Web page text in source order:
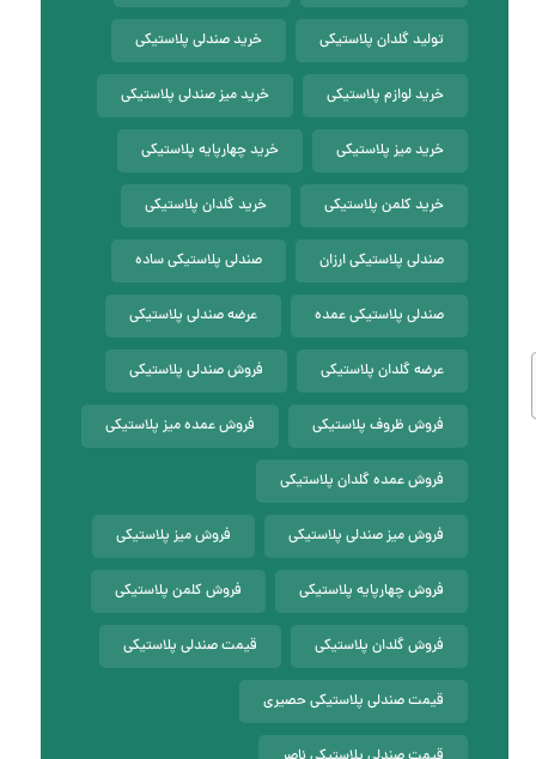
تولید گلدان پلاستیکی خرید صندلی پلاستیکی
خرید لوازم پلاستیکی خرید میز صندلی پلاستیکی
خرید میز پلاستیکی خرید چهارپایه پلاستیکی
خرید کلمن پلاستیکی خرید گلدان پلاستیکی
صندلی پلاستیکی ارزان صندلی پلاستیکی ساده
صندلی پلاستیکی عمده عرضه صندلی پلاستیکی
عرضه گلدان پلاستیکی فروش صندلی پلاستیکی
فروش ظروف پلاستیکی فروش عمده میز پلاستیکی
فروش عمده گلدان پلاستیکی
فروش میز صندلی پلاستیکی فروش میز پلاستیکی
فروش چهارپایه پلاستیکی فروش کلمن پلاستیکی
فروش گلدان پلاستیکی قیمت صندلی پلاستیکی
قیمت صندلی پلاستیکی حصیری